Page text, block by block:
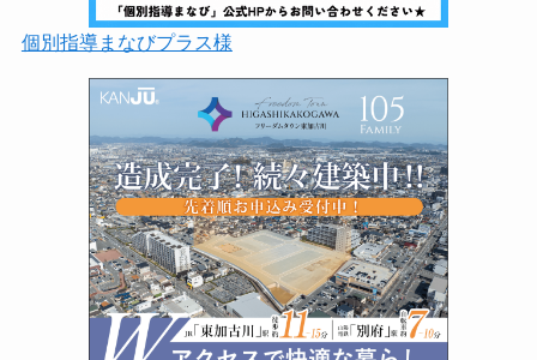
個別指導まなびプラス様